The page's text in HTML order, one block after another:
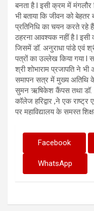
बनता है l इसी क्रम में मंगलौर
भी बताया कि जीवन को
प्रतिनिधि का चयन करते रहे हैं
ठहरना आवश्यक नहीं है l इसी
जिसमें डॉ. अनुराधा पांडे एवं
पत्रों का उल्लेख किया गया l
श्री शोभाराम प्रजापति ने भी
समापन सत्र में मुख्य अतिथि के
सुमन ऋषिकेश कैंपस तथा डॉ.
कॉलेज हरिद्वार ,ने एक
पर महाविद्यालय के समस्त
Facebook
WhatsApp